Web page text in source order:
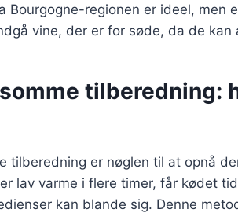
Bourgogne-regionen er ideel, men
vine, der er for søde, da de
tilberedning:
tilberedning er nøglen til at opnå
lav varme i flere timer, får kødet
kan blande sig. Denne